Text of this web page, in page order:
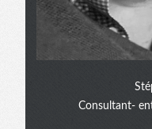
Consultant-